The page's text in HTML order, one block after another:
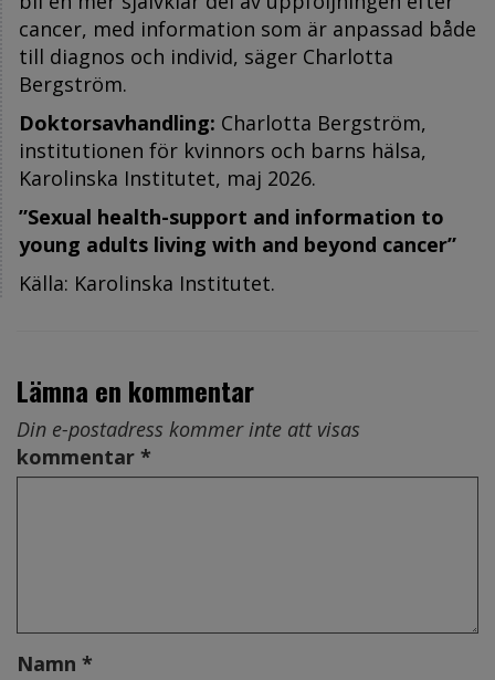
cancer, med information som är anpassad både
till diagnos och individ, säger Charlotta
Bergström.
Doktorsavhandling: Charlotta Bergström,
institutionen för kvinnors och barns hälsa,
Karolinska Institutet, maj 2026.
”Sexual health-support and information to
young adults living with and beyond cancer”
Källa: Karolinska Institutet.
Lämna en kommentar
Din e-postadress kommer inte att visas
kommentar *
Namn *